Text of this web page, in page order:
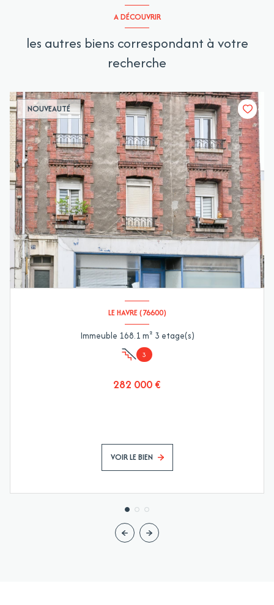
A DÉCOUVRIR
les autres biens correspondant à votre
recherche
NOUVEAUTÉ
LE HAVRE (76600)
Immeuble 168.1 m² 3 etage(s)
3
282 000 €
VOIR LE BIEN